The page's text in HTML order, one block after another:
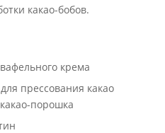
какао-бобов.
крема
прессования какао
порошка